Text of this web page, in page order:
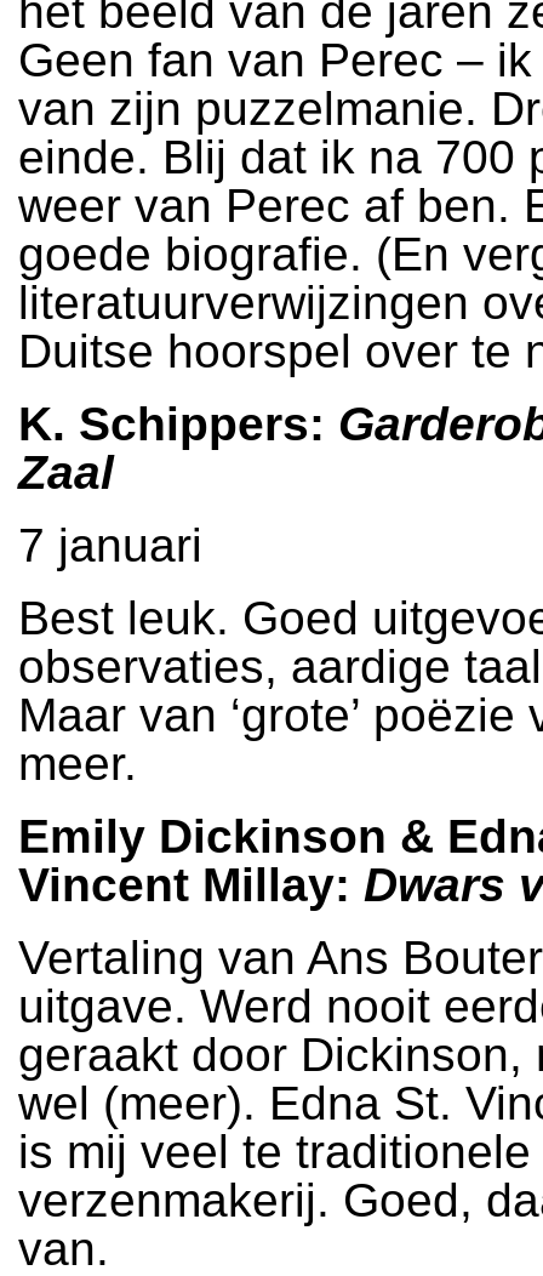
het beeld van de jaren
Geen fan van Perec –
van zijn puzzelmanie.
einde. Blij dat ik na 700
weer van Perec af ben.
goede biografie. (En
literatuurverwijzingen
Duitse hoorspel over te
K. Schippers:
Zaal
7 januari
Best leuk. Goed
observaties, aardige
Maar van ‘grote’ poëzie
meer.
Emily Dickinson &
Vincent Millay: Dwars
Vertaling van Ans
uitgave. Werd nooit
geraakt door Dickinson,
wel (meer). Edna St.
is mij veel te traditionele
verzenmakerij. Goed,
van.